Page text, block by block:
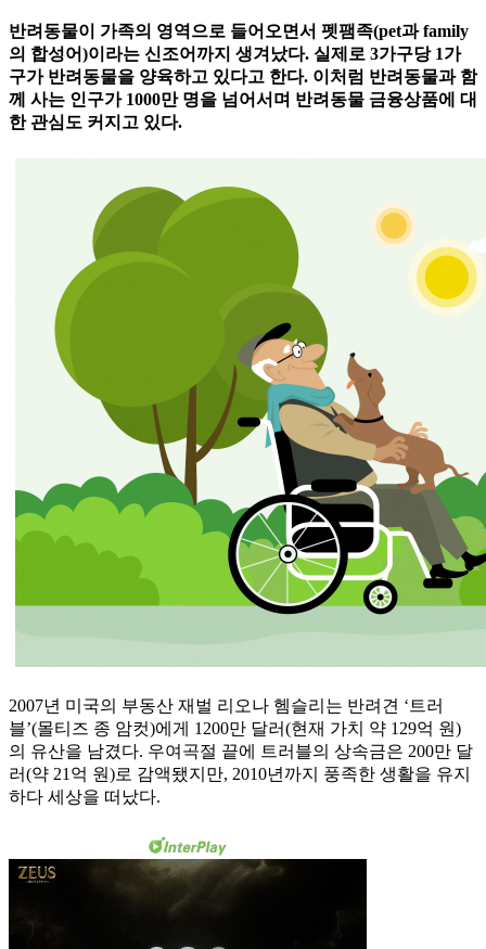
반려동물이 가족의 영역으로 들어오면서 펫팸족(pet과 family
의 합성어)이라는 신조어까지 생겨났다. 실제로 3가구당 1가
구가 반려동물을 양육하고 있다고 한다. 이처럼 반려동물과 함
께 사는 인구가 1000만 명을 넘어서며 반려동물 금융상품에 대
한 관심도 커지고 있다.
2007년 미국의 부동산 재벌 리오나 헴슬리는 반려견 ‘트러
블’(몰티즈 종 암컷)에게 1200만 달러(현재 가치 약 129억 원)
의 유산을 남겼다. 우여곡절 끝에 트러블의 상속금은 200만 달
러(약 21억 원)로 감액됐지만, 2010년까지 풍족한 생활을 유지
하다 세상을 떠났다.